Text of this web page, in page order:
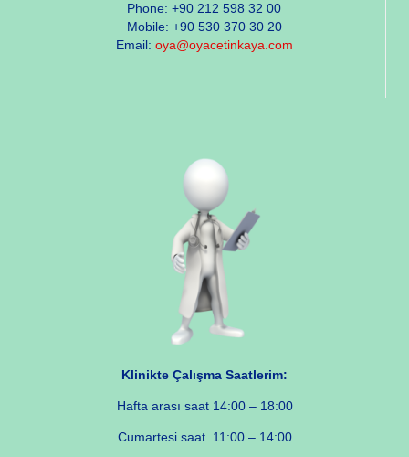
Phone: +90 212 598 32 00
Mobile: +90 530 370 30 20
Email: oya@oyacetinkaya.com
Klinikte Çalışma Saatlerim:
Hafta arası saat 14:00 – 18:00
Cumartesi saat 11:00 – 14:00